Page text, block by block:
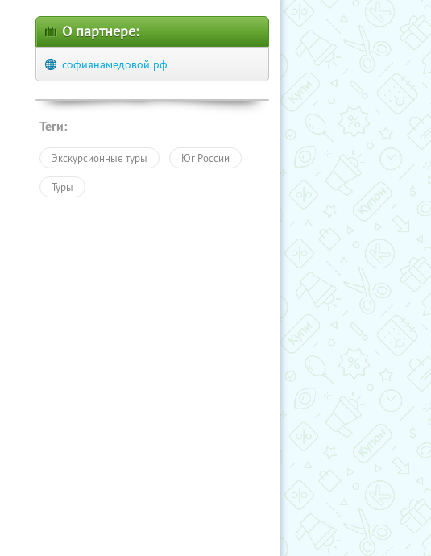
О партнере:
софиянамедовой.рф
Теги:
Экскурсионные туры Юг России
Туры